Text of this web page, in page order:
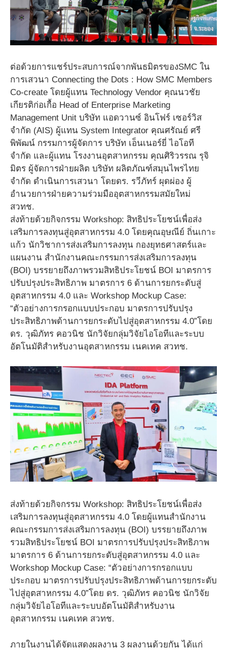
ต่อด้วยการแชร์ประสบการณ์จากพันธมิตรของSMC ใน
การเสวนา Connecting the Dots : How SMC Members
Co-create โดยผู้แทน Technology Vendor คุณนวชัย
เกียรติก่อเกื้อ Head of Enterprise Marketing
Management Unit บริษัท แอดวานซ์ อินโฟร์ เซอร์วิส
จำกัด (AIS) ผู้แทน System Integrator คุณศรัณย์ ศรี
พิพัฒน์ กรรมการผู้จัดการ บริษัท เอ็นเนอร์ยี่ ไอโอที
จำกัด และผู้แทน โรงงานอุตสาหกรรม คุณศิริวรรณ รุจิ
มิตร ผู้จัดการฝ่ายผลิต บริษัท ผลิตภัณฑ์สมุนไพรไทย
จำกัด ดำเนินการเสวนา โดยดร. รวีภัทร์ ผุดผ่อง ผู้
อำนวยการฝ่ายความร่วมมืออุตสาหกรรมสมัยใหม่
สวทช.
ส่งท้ายด้วยกิจกรรม Workshop: สิทธิประโยชน์เพื่อส่ง
เสริมการลงทุนสู่อุตสาหกรรม 4.0 โดยคุณอุษณีย์ ถิ่นเกาะ
แก้ว นักวิชาการส่งเสริมการลงทุน กองยุทธศาสตร์และ
แผนงาน สำนักงานคณะกรรมการส่งเสริมการลงทุน
(BOI) บรรยายถึงภาพรวมสิทธิประโยชน์ BOI มาตรการ
ปรับปรุงประสิทธิภาพ มาตรการ 6 ด้านการยกระดับสู่
อุตสาหกรรม 4.0 และ Workshop Mockup Case:
“ตัวอย่างการกรอกแบบประกอบ มาตรการปรับปรุง
ประสิทธิภาพด้านการยกระดับไปสู่อุตสาหกรรม 4.0”โดย
ดร. วุฒิภัทร คอวนิช นักวิจัยกลุ่มวิจัยไอโอทีและระบบ
อัตโนมัติสำหรับงานอุตสาหกรรม เนคเทค สวทช.
ส่งท้ายด้วยกิจกรรม Workshop: สิทธิประโยชน์เพื่อส่ง
เสริมการลงทุนสู่อุตสาหกรรม 4.0 โดยผู้แทนสำนักงาน
คณะกรรมการส่งเสริมการลงทุน (BOI) บรรยายถึงภาพ
รวมสิทธิประโยชน์ BOI มาตรการปรับปรุงประสิทธิภาพ
มาตรการ 6 ด้านการยกระดับสู่อุตสาหกรรม 4.0 และ
Workshop Mockup Case: “ตัวอย่างการกรอกแบบ
ประกอบ มาตรการปรับปรุงประสิทธิภาพด้านการยกระดับ
ไปสู่อุตสาหกรรม 4.0”โดย ดร. วุฒิภัทร คอวนิช นักวิจัย
กลุ่มวิจัยไอโอทีและระบบอัตโนมัติสำหรับงาน
อุตสาหกรรม เนคเทค สวทช.
ภายในงานได้จัดแสดงผลงาน 3 ผลงานด้วยกัน ได้แก่